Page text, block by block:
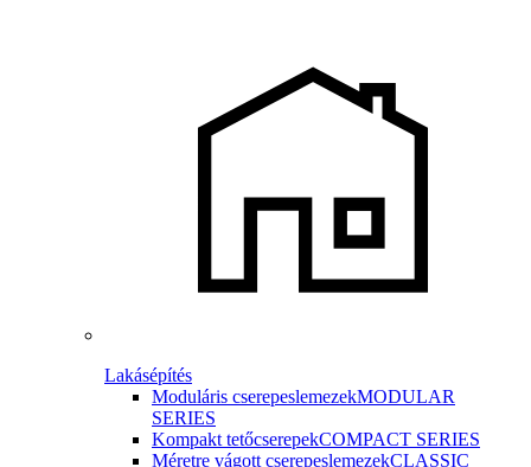
Lakásépítés
Moduláris cserepeslemezekMODULAR
SERIES
Kompakt tetőcserepekCOMPACT SERIES
Méretre vágott cserepeslemezekCLASSIC